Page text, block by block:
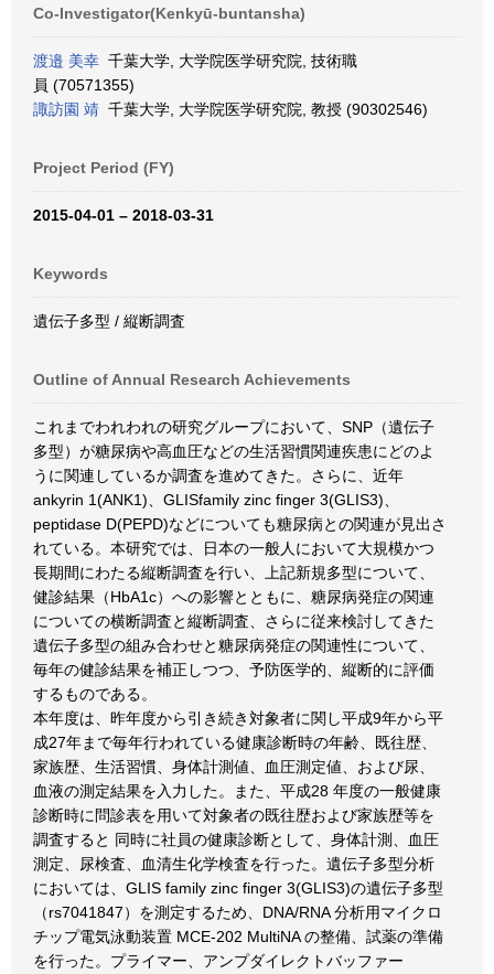
Co-Investigator(Kenkyū-buntansha)
渡邉 美幸 千葉大学, 大学院医学研究院, 技術職
員 (70571355)
諏訪園 靖 千葉大学, 大学院医学研究院, 教授 (90302546)
Project Period (FY)
2015-04-01 – 2018-03-31
Keywords
遺伝子多型 / 縦断調査
Outline of Annual Research Achievements
これまでわれわれの研究グループにおいて、SNP（遺伝子
多型）が糖尿病や高血圧などの生活習慣関連疾患にどのよ
うに関連しているか調査を進めてきた。さらに、近年
ankyrin 1(ANK1)、GLISfamily zinc finger 3(GLIS3)、
peptidase D(PEPD)などについても糖尿病との関連が見出さ
れている。本研究では、日本の一般人において大規模かつ
長期間にわたる縦断調査を行い、上記新規多型について、
健診結果（HbA1c）への影響とともに、糖尿病発症の関連
についての横断調査と縦断調査、さらに従来検討してきた
遺伝子多型の組み合わせと糖尿病発症の関連性について、
毎年の健診結果を補正しつつ、予防医学的、縦断的に評価
するものである。
本年度は、昨年度から引き続き対象者に関し平成9年から平
成27年まで毎年行われている健康診断時の年齢、既往歴、
家族歴、生活習慣、身体計測値、血圧測定値、および尿、
血液の測定結果を入力した。また、平成28 年度の一般健康
診断時に問診表を用いて対象者の既往歴および家族歴等を
調査すると 同時に社員の健康診断として、身体計測、血圧
測定、尿検査、血清生化学検査を行った。遺伝子多型分析
においては、GLIS family zinc finger 3(GLIS3)の遺伝子多型
（rs7041847）を測定するため、DNA/RNA 分析用マイクロ
チップ電気泳動装置 MCE-202 MultiNA の整備、試薬の準備
を行った。プライマー、アンプダイレクトバッファー